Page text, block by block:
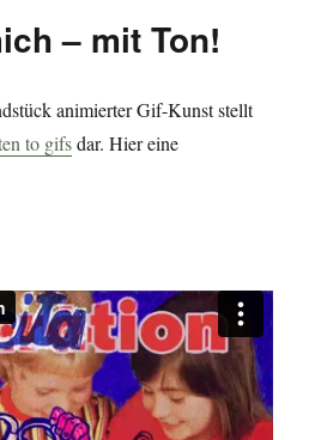
– mit Ton!
animierter Gif-Kunst stellt
to gifsdar. Hier eine